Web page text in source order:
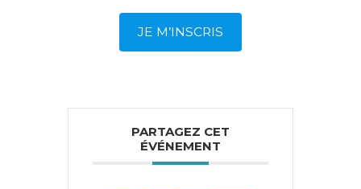
JE M’INSCRIS
PARTAGEZ CET
ÉVÉNEMENT